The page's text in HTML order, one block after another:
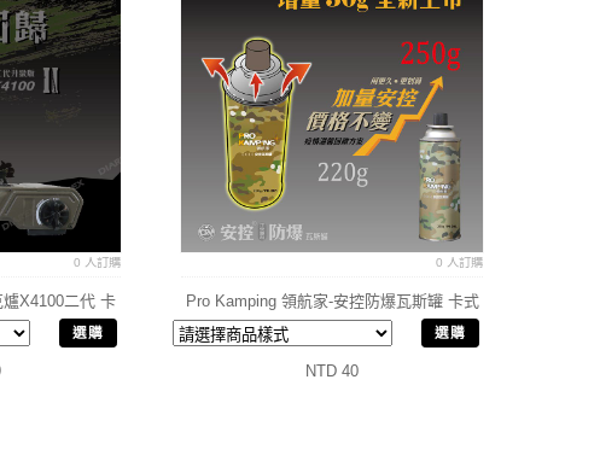
0 人訂購
X4100二代 卡
選購
0 人訂購
Pro Kamping 領航家-安控防爆瓦斯罐 卡式
罐 250g
選購
NTD 40